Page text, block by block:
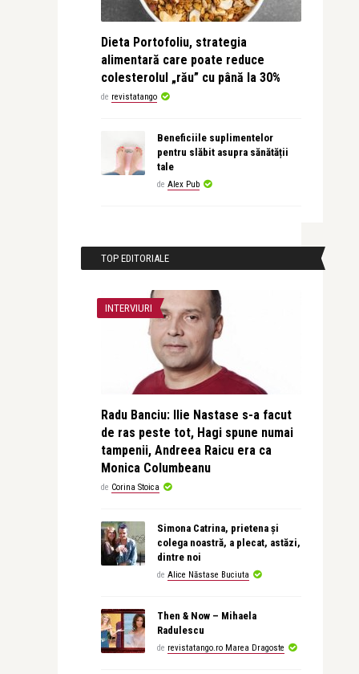
Dieta Portofoliu, strategia
alimentară care poate reduce
colesterolul „rău” cu până la 30%
de revistatango
Beneficiile suplimentelor
pentru slăbit asupra sănătății
tale
de Alex Pub
TOP EDITORIALE
INTERVIURI
Radu Banciu: Ilie Nastase s-a facut
de ras peste tot, Hagi spune numai
tampenii, Andreea Raicu era ca
Monica Columbeanu
de Corina Stoica
Simona Catrina, prietena și
colega noastră, a plecat, astăzi,
dintre noi
de Alice Năstase Buciuta
Then & Now – Mihaela
Radulescu
de revistatango.ro Marea Dragoste